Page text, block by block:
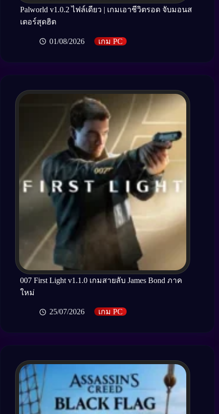
Palworld v1.0.2 ไฟล์เดียว | เกมเอาชีวิตรอด จับมอนส
เตอร์สุดฮิต
01/08/2026 เกม PC
007 First Light v1.1.0 เกมสายลับ James Bond ภาค
ใหม่
25/07/2026 เกม PC